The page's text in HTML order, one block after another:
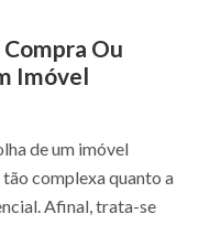
Compra Ou
Imóvel
de um imóvel
complexa quanto a
Afinal, trata-se